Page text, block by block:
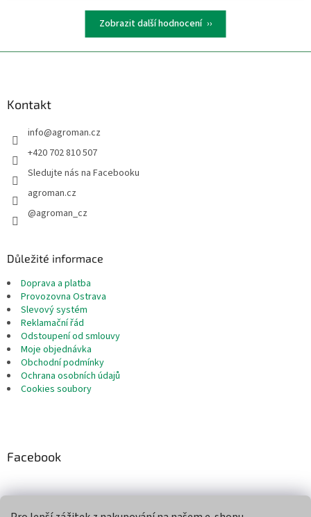
Zobrazit další hodnocení
Kontakt
info@agroman.cz
+420 702 810 507
Sledujte nás na Facebooku
agroman.cz
@agroman_cz
Důležité informace
Doprava a platba
Provozovna Ostrava
Slevový systém
Reklamační řád
Odstoupení od smlouvy
Moje objednávka
Obchodní podmínky
Ochrana osobních údajů
Cookies soubory
Facebook